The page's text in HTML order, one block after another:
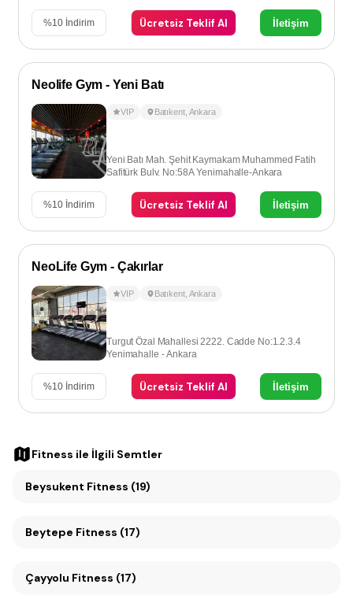
%10 İndirim Ücretsiz Teklif Al İletişim
Neolife Gym - Yeni Batı
VIP Batıkent, Ankara
Yeni Batı Mah. Şehit Kaymakam Muhammed Fatih
Safitürk Bulv. No:58A Yenimahalle-Ankara
%10 İndirim Ücretsiz Teklif Al İletişim
NeoLife Gym - Çakırlar
VIP Batıkent, Ankara
Turgut Özal Mahallesi 2222. Cadde No:1.2.3.4
Yenimahalle - Ankara
%10 İndirim Ücretsiz Teklif Al İletişim
Fitness ile İlgili Semtler
Beysukent Fitness (19)
Beytepe Fitness (17)
Çayyolu Fitness (17)